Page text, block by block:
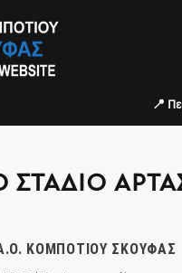
📍
ΚΟΜΠΟΤΊΟΥ ΣΚΟΥΦΆΣ